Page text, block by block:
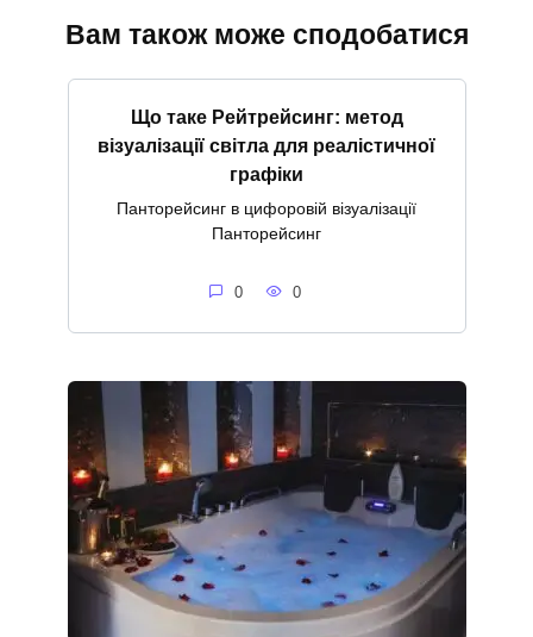
Вам також може сподобатися
Що таке Рейтрейсинг: метод
візуалізації світла для реалістичної
графіки
Панторейсинг в цифоровій візуалізації
Панторейсинг
0 0